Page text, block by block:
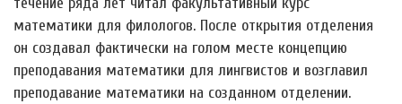
математики для филологов. После открытия отделения
он создавал фактически на голом месте концепцию
преподавания математики для лингвистов и возглавил
преподавание математики на созданном отделении.